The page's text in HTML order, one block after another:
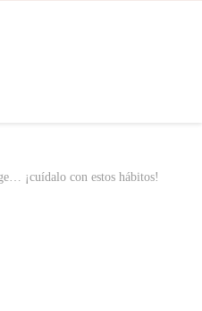
¡cuídalo con estos hábitos!